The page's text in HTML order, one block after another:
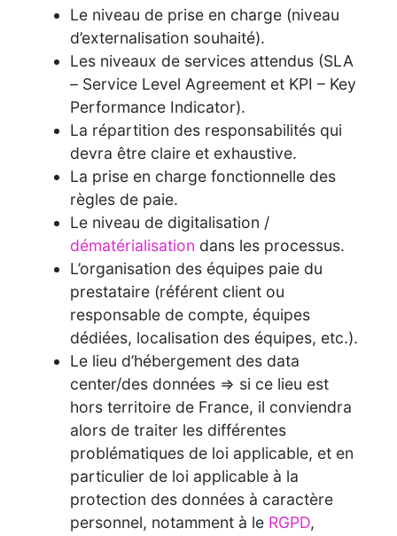
Le niveau de prise en charge (niveau
d’externalisation souhaité).
Les niveaux de services attendus (SLA
– Service Level Agreement et KPI – Key
Performance Indicator).
La répartition des responsabilités qui
devra être claire et exhaustive.
La prise en charge fonctionnelle des
règles de paie.
Le niveau de digitalisation /
dématérialisation dans les processus.
L’organisation des équipes paie du
prestataire (référent client ou
responsable de compte, équipes
dédiées, localisation des équipes, etc.).
Le lieu d’hébergement des data
center/des données => si ce lieu est
hors territoire de France, il conviendra
alors de traiter les différentes
problématiques de loi applicable, et en
particulier de loi applicable à la
protection des données à caractère
personnel, notamment à le RGPD,